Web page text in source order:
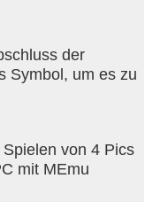
THE WORD AND
word, and earn
up on missed
der
Symbol, um es zu
von 4 Pics
mit MEmu